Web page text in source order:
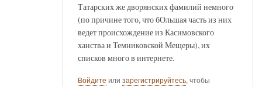
Татарских же дворянских фамилий немного
(по причине того, что бОльшая часть из них
ведет происхождение из Касимовского
ханства и Темниковской Мещеры), их
списков много в интернете.
Войдите или зарегистрируйтесь, чтобы